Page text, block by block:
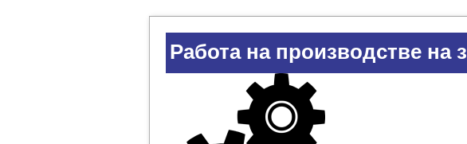
Работа на производстве на